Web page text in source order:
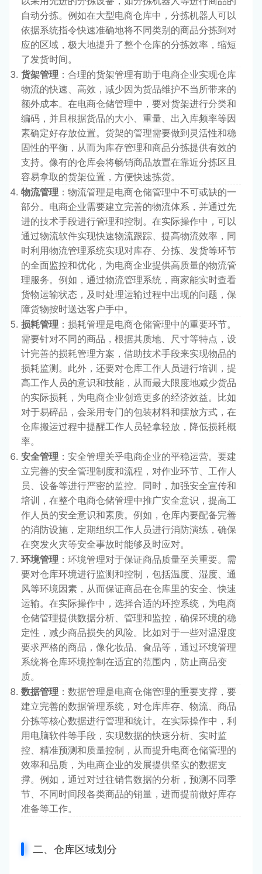
自动分拣。例如在大型电商仓库中，分拣机器人可以
依据系统指令快速准确地将不同类别的商品分拣到对
应的区域，极大地提升了整个仓库的分拣效率，缩短
了发货时间。
货架管理 ：合理的货架管理有助于电商企业实现仓库
物流的快速、高效，减少因为货品维护不当所带来的
额外成本。在电商仓储管理中，要对货架进行分类和
编码，并且根据货品的大小、重量、出入库频率等因
素确定好存放位置。货架的管理需要做到灵活性和稳
固性的平衡，从而为库存管理和商品分拣提供有效的
支持。像有的仓库会将畅销商品放置在靠近分拣区且
容易拿取的货架位置，方便快速拣货。
物流管理 ：物流管理是电商仓储管理中不可或缺的一
部分。电商企业需要建立完善的物流体系，并通过先
进的技术手段进行管理和控制。在实际操作中，可以
通过物流软件实现快速物流跟踪、提高物流效率，同
时利用物流管理系统实现对库存、分拣、发货等环节
的全面监控和优化，为电商企业提供高质量的物流管
理服务。例如，通过物流管理系统，商家能实时查看
货物运输状态，及时处理运输过程中出现的问题，保
障货物按时送达客户手中。
损耗管理 ：损耗管理是电商仓储管理中的重要环节。
需要针对不同的商品，根据其质地、尺寸等特点，设
计完善的损耗管理方案，借助技术手段来实现物品的
损耗监测。此外，还要对仓库工作人员进行培训，提
高工作人员的意识和技能，从而最大限度地减少货品
的实际损耗，为电商企业创造更多的经济效益。比如
对于易碎品，会采用专门的包装材料和摆放方式，在
仓库搬运过程中提醒工作人员轻拿轻放，降低损耗概
率。
安全管理 ：安全管理关乎电商企业的平稳运营。要建
立完善的安全管理制度和流程，对作业环节、工作人
员、设备等进行严密的监控。同时，加强安全宣传和
培训，在整个电商仓储管理中推广安全意识，提高工
作人员的安全意识和素质。例如，仓库内要配备完善
的消防设施，定期组织工作人员进行消防演练，确保
在突发火灾等安全事故时能够及时应对。
环境管理 ：环境管理对于保证商品质量至关重要。需
要对仓库环境进行监测和控制，包括温度、湿度、通
风等环境因素，从而保证商品在仓库里的安全、快速
运输。在实际操作中，选择合适的环控系统，为电商
仓储管理提供数据分析、管理和监控，确保环境的稳
定性，减少商品损失的风险。比如对于一些对温湿度
要求严格的商品，像化妆品、食品等，通过环境管理
系统将仓库环境控制在适宜的范围内，防止商品变
质。
数据管理 ：数据管理是电商仓储管理的重要支撑，要
建立完善的数据管理系统，对仓库库存、物流、商品
分拣等核心数据进行管理和统计。在实际操作中，利
用电脑软件等手段，实现数据的快速分析、实时监
控、精准预测和质量控制，从而提升电商仓储管理的
效率和品质，为电商企业的发展提供坚实的数据支
撑。例如，通过对过往销售数据的分析，预测不同季
节、不同时间段各类商品的销量，进而提前做好库存
准备等工作。
二、仓库区域划分